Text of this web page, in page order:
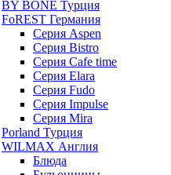
BY BONE Турция
FoREST Германия
Серия Aspen
Серия Bistro
Серия Cafe time
Серия Elara
Серия Fudo
Серия Impulse
Серия Mira
Porland Турция
WILMAX Англия
Блюда